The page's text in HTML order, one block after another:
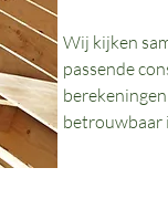
Wij kijken
passende
betrouwbaar